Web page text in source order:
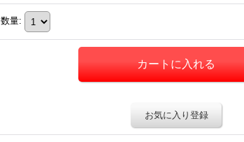
数量:
お気に入り登録